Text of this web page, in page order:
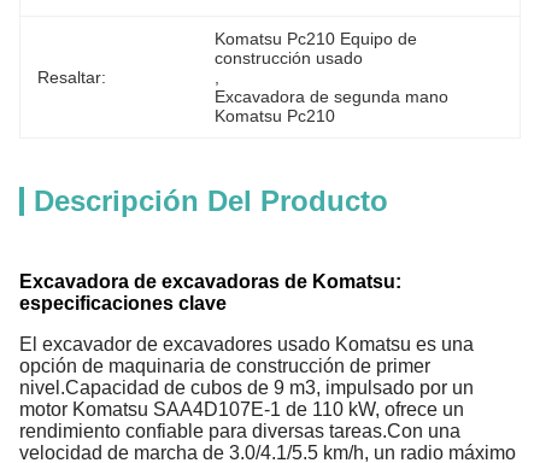
Resaltar:
Komatsu Pc210 Equipo de
construcción usado
Excavadora de segunda mano
Komatsu Pc210
Descripción Del Producto
Excavadora de excavadoras de Komatsu:
especificaciones clave
El excavador de excavadores usado Komatsu es una
opción de maquinaria de construcción de primer
nivel.Capacidad de cubos de 9 m3, impulsado por un
motor Komatsu SAA4D107E-1 de 110 kW, ofrece un
rendimiento confiable para diversas tareas.Con una
velocidad de marcha de 3.0/4.1/5.5 km/h, un radio máximo